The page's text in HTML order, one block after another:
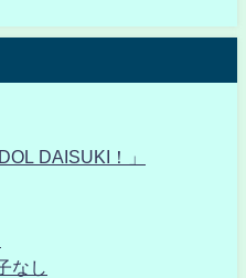
DAISUKI！」
なし